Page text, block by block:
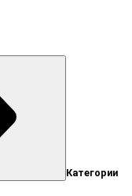
Категории